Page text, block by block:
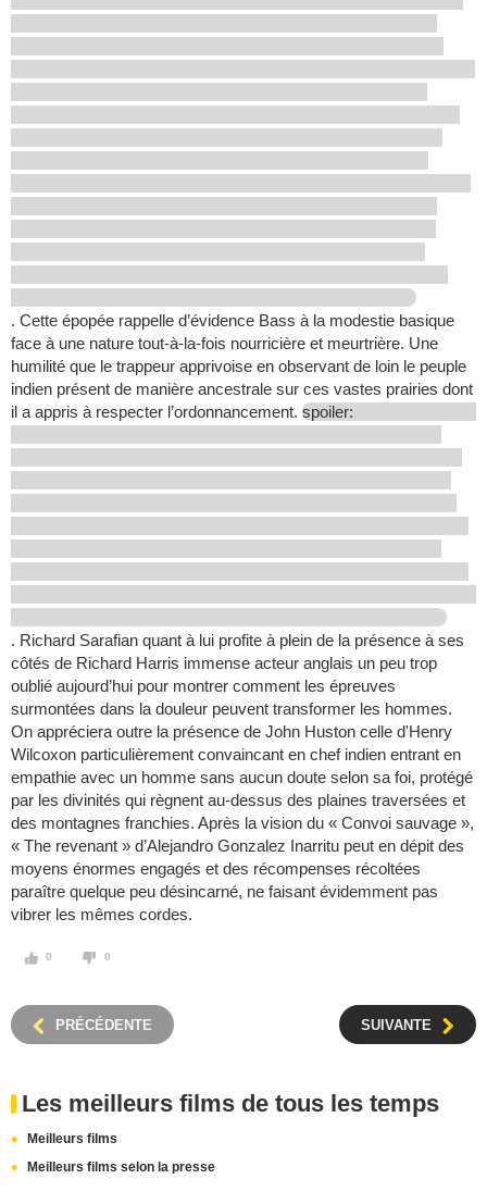
. Cette épopée rappelle d’évidence Bass à la modestie basique
face à une nature tout-à-la-fois nourricière et meurtrière. Une
humilité que le trappeur apprivoise en observant de loin le peuple
indien présent de manière ancestrale sur ces vastes prairies dont
il a appris à respecter l’ordonnancement. spoiler:
. Richard Sarafian quant à lui profite à plein de la présence à ses
côtés de Richard Harris immense acteur anglais un peu trop
oublié aujourd’hui pour montrer comment les épreuves
surmontées dans la douleur peuvent transformer les hommes.
On appréciera outre la présence de John Huston celle d'Henry
Wilcoxon particulièrement convaincant en chef indien entrant en
empathie avec un homme sans aucun doute selon sa foi, protégé
par les divinités qui règnent au-dessus des plaines traversées et
des montagnes franchies. Après la vision du « Convoi sauvage »,
« The revenant » d’Alejandro Gonzalez Inarritu peut en dépit des
moyens énormes engagés et des récompenses récoltées
paraître quelque peu désincarné, ne faisant évidemment pas
vibrer les mêmes cordes.
0 0
PRÉCÉDENTE SUIVANTE
Les meilleurs films de tous les temps
Meilleurs films
Meilleurs films selon la presse